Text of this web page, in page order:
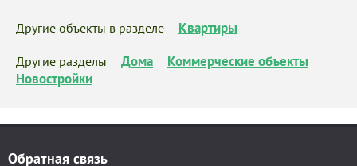
Другие объекты в разделе Квартиры
Другие разделы Дома
Коммерческие объекты
Новостройки
Обратная связь